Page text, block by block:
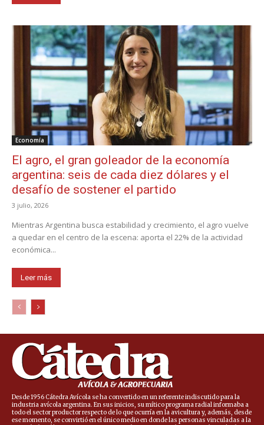
Economía
El agro, el gran goleador de la economía
argentina: seis de cada diez dólares y el
desafío de sostener el partido
3 julio, 2026
Mientras Argentina busca estabilidad y crecimiento, el agro vuelve
a quedar en el centro de la escena: aporta el 22% de la actividad
económica...
Leer más
Desde 1956 Cátedra Avícola se ha convertido en un referente indiscutido para la
industria avícola argentina. En sus inicios, su mítico programa radial informaba a
todo el sector productor respecto de lo que ocurría en la avicultura y, además, desde
ese momento, se convirtió en el único medio en donde las personas vinculadas a la